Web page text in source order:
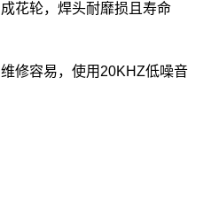
花轮，焊头耐靡损且寿命
维修容易，使用20KHZ低噪音